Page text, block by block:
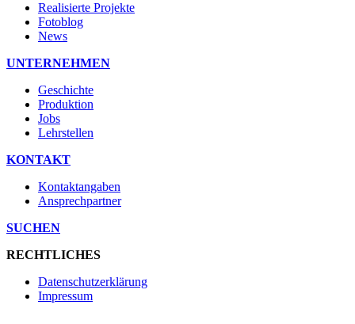
Realisierte Projekte
Fotoblog
News
UNTERNEHMEN
Geschichte
Produktion
Jobs
Lehrstellen
KONTAKT
Kontaktangaben
Ansprechpartner
SUCHEN
RECHTLICHES
Datenschutzerklärung
Impressum